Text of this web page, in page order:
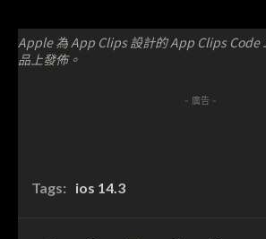
Apple 為 App Clips 設計的 App Clips Code
品上發佈。
- 廣告 -
Tags: ios 14.3